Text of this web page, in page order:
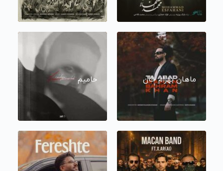
ماهان بهرام خان حامیم